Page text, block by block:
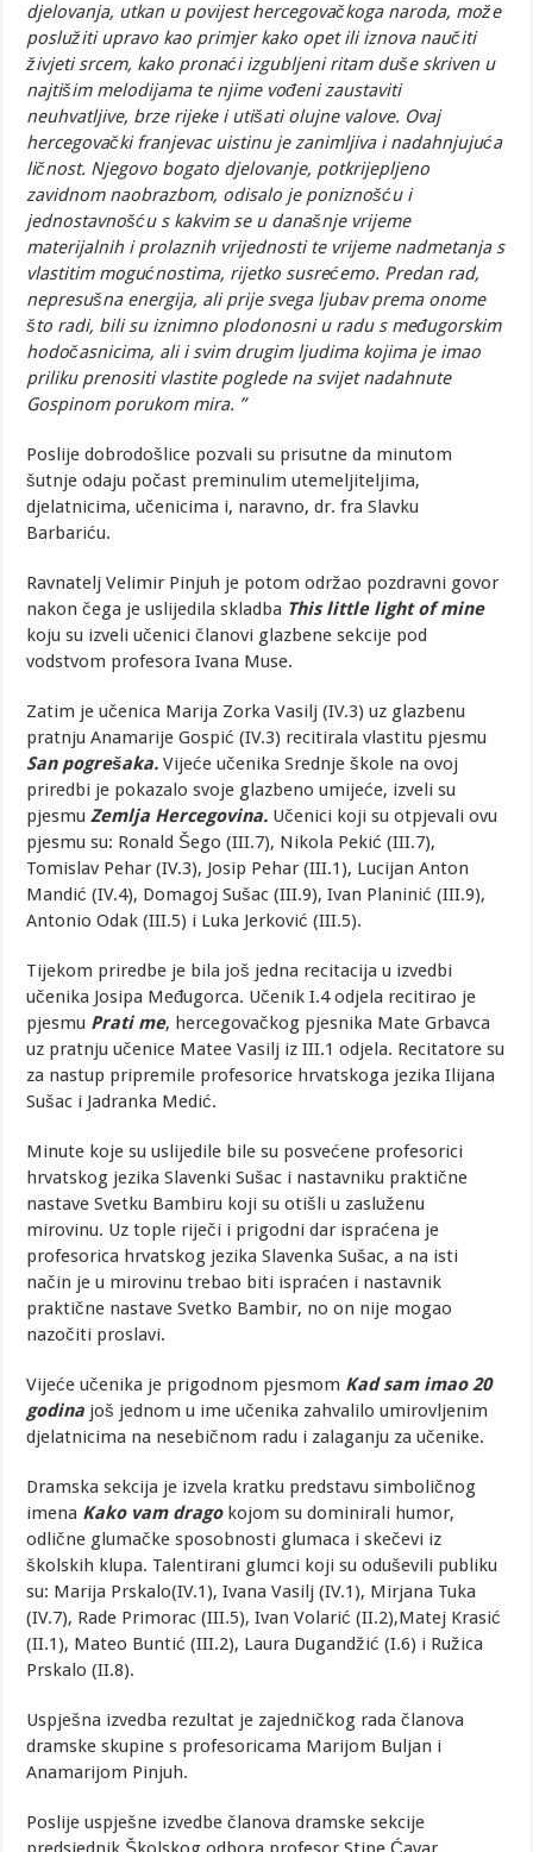
djelovanja, utkan u povijest hercegovačkoga naroda, može
poslužiti upravo kao primjer kako opet ili iznova naučiti
živjeti srcem, kako pronaći izgubljeni ritam duše skriven u
najtišim melodijama te njime vođeni zaustaviti
neuhvatljive, brze rijeke i utišati olujne valove. Ovaj
hercegovački franjevac uistinu je zanimljiva i nadahnjujuća
ličnost. Njegovo bogato djelovanje, potkrijepljeno
zavidnom naobrazbom, odisalo je poniznošću i
jednostavnošću s kakvim se u današnje vrijeme
materijalnih i prolaznih vrijednosti te vrijeme nadmetanja s
vlastitim mogućnostima, rijetko susrećemo. Predan rad,
nepresušna energija, ali prije svega ljubav prema onome
što radi, bili su iznimno plodonosni u radu s međugorskim
hodočasnicima, ali i svim drugim ljudima kojima je imao
priliku prenositi vlastite poglede na svijet nadahnute
Gospinom porukom mira. ”
Poslije dobrodošlice pozvali su prisutne da minutom
šutnje odaju počast preminulim utemeljiteljima,
djelatnicima, učenicima i, naravno, dr. fra Slavku
Barbariću.
Ravnatelj Velimir Pinjuh je potom održao pozdravni govor
nakon čega je uslijedila skladba This little light of mine
koju su izveli učenici članovi glazbene sekcije pod
vodstvom profesora Ivana Muse.
Zatim je učenica Marija Zorka Vasilj (IV.3) uz glazbenu
pratnju Anamarije Gospić (IV.3) recitirala vlastitu pjesmu
San pogrešaka. Vijeće učenika Srednje škole na ovoj
priredbi je pokazalo svoje glazbeno umijeće, izveli su
pjesmuZemlja Hercegovina. Učenici koji su otpjevali ovu
pjesmu su: Ronald Šego (III.7), Nikola Pekić (III.7),
Tomislav Pehar (IV.3), Josip Pehar (III.1), Lucijan Anton
Mandić (IV.4), Domagoj Sušac (III.9), Ivan Planinić (III.9),
Antonio Odak (III.5) i Luka Jerković (III.5).
Tijekom priredbe je bila još jedna recitacija u izvedbi
učenika Josipa Međugorca. Učenik I.4 odjela recitirao je
pjesmu Prati me, hercegovačkog pjesnika Mate Grbavca
uz pratnju učenice Matee Vasilj iz III.1 odjela. Recitatore su
za nastup pripremile profesorice hrvatskoga jezika Ilijana
Sušac i Jadranka Medić.
Minute koje su uslijedile bile su posvećene profesorici
hrvatskog jezika Slavenki Sušac i nastavniku praktične
nastave Svetku Bambiru koji su otišli u zasluženu
mirovinu. Uz tople riječi i prigodni dar ispraćena je
profesorica hrvatskog jezika Slavenka Sušac, a na isti
način je u mirovinu trebao biti ispraćen i nastavnik
praktične nastave Svetko Bambir, no on nije mogao
nazočiti proslavi.
Vijeće učenika je prigodnom pjesmom Kad sam imao 20
godina još jednom u ime učenika zahvalilo umirovljenim
djelatnicima na nesebičnom radu i zalaganju za učenike.
Dramska sekcija je izvela kratku predstavu simboličnog
imena Kako vam drago kojom su dominirali humor,
odlične glumačke sposobnosti glumaca i skečevi iz
školskih klupa. Talentirani glumci koji su oduševili publiku
su: Marija Prskalo(IV.1), Ivana Vasilj (IV.1), Mirjana Tuka
(IV.7), Rade Primorac (III.5), Ivan Volarić (II.2),Matej Krasić
(II.1), Mateo Buntić (III.2), Laura Dugandžić (I.6) i Ružica
Prskalo (II.8).
Uspješna izvedba rezultat je zajedničkog rada članova
dramske skupine s profesoricama Marijom Buljan i
Anamarijom Pinjuh.
Poslije uspješne izvedbe članova dramske sekcije